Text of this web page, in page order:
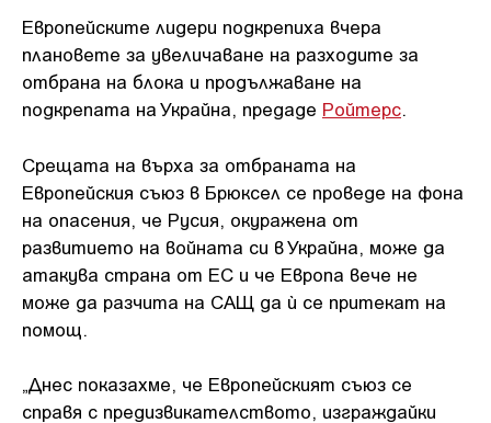
Европейските лидери подкрепиха вчера
плановете за увеличаване на разходите за
отбрана на блока и продължаване на
подкрепата на Украйна, предаде Ройтерс.
Срещата на върха за отбраната на
Европейския съюз в Брюксел се проведе на фона
на опасения, че Русия, окуражена от
развитието на войната си в Украйна, може да
атакува страна от ЕС и че Европа вече не
може да разчита на САЩ да ѝ се притекат на
помощ.
„Днес показахме, че Европейският съюз се
справя с предизвикателството, изграждайки